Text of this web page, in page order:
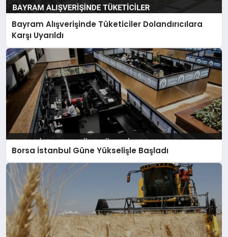
Bayram Alışverişinde Tüketiciler Dolandırıcılara
Karşı Uyarıldı
Borsa İstanbul Güne Yükselişle Başladı